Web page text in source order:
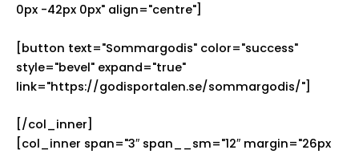
0px -42px 0px" align="centre"]
[button text="Sommargodis" color="success"
style="bevel" expand="true"
link="https://godisportalen.se/sommargodis/"]
[/col_inner]
[col_inner span="3″ span__sm="12″ margin="26px